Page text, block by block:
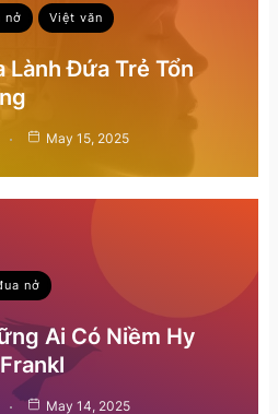
nở Việt văn
Lành Đứa Trẻ Tổn
May 15, 2025
nở
Ai Có Niềm Hy
May 14, 2025